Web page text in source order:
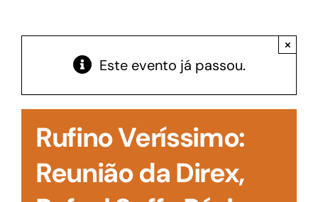
Este evento já passou.
×
Rufino Veríssimo:
Reunião da Direx,